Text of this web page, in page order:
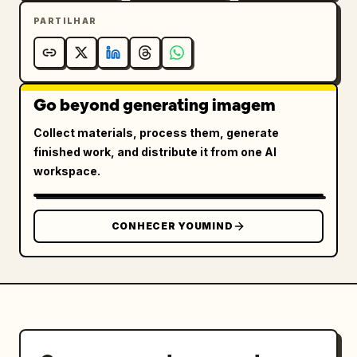
PARTILHAR
Go beyond generating imagem
Collect materials, process them, generate
finished work, and distribute it from one AI
workspace.
CONHECER YOUMIND